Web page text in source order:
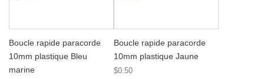
Boucle rapide paracorde
10mm plastique Bleu
marine
Boucle rapide paracorde
10mm plastique Jaune
$0.50